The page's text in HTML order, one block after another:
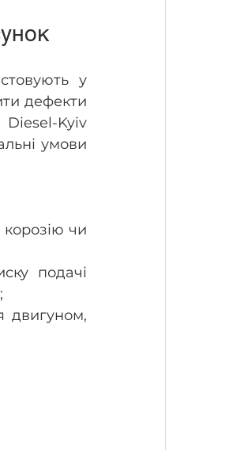
у
дефекти
Kyiv
умови
чи
подачі
двигуном,